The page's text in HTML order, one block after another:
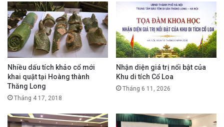
Nhiều dấu tích khảo cổ mới
khai quật tại Hoàng thành
Thăng Long
Tháng 4 17, 2018
Nhận diện giá trị nổi bật của
Khu di tích Cổ Loa
Tháng 6 11, 2026